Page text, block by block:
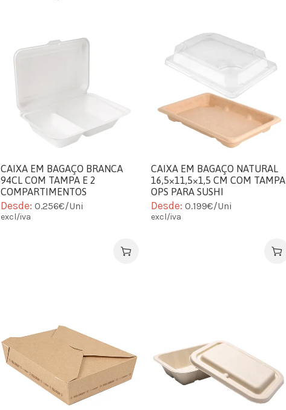
CAIXA EM BAGAÇO BRANCA
94CL COM TAMPA E 2
COMPARTIMENTOS
Desde: 0.256€/Uni
excl/iva
CAIXA EM BAGAÇO NATURAL
16,5×11,5×1,5 CM COM TAMPA
OPS PARA SUSHI
Desde:0.199€/Uni
excl/iva